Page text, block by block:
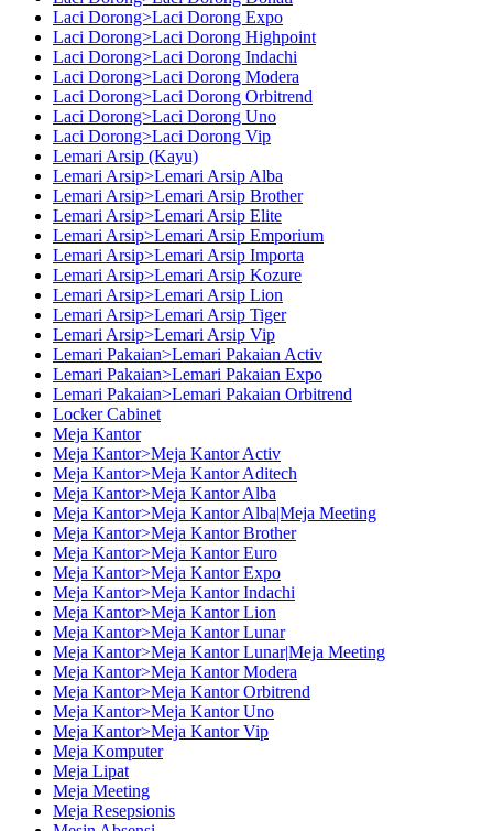
Laci Dorong>Laci Dorong Expo
Laci Dorong>Laci Dorong Highpoint
Laci Dorong>Laci Dorong Indachi
Laci Dorong>Laci Dorong Modera
Laci Dorong>Laci Dorong Orbitrend
Laci Dorong>Laci Dorong Uno
Laci Dorong>Laci Dorong Vip
Lemari Arsip (Kayu)
Lemari Arsip>Lemari Arsip Alba
Lemari Arsip>Lemari Arsip Brother
Lemari Arsip>Lemari Arsip Elite
Lemari Arsip>Lemari Arsip Emporium
Lemari Arsip>Lemari Arsip Importa
Lemari Arsip>Lemari Arsip Kozure
Lemari Arsip>Lemari Arsip Lion
Lemari Arsip>Lemari Arsip Tiger
Lemari Arsip>Lemari Arsip Vip
Lemari Pakaian>Lemari Pakaian Activ
Lemari Pakaian>Lemari Pakaian Expo
Lemari Pakaian>Lemari Pakaian Orbitrend
Locker Cabinet
Meja Kantor
Meja Kantor>Meja Kantor Activ
Meja Kantor>Meja Kantor Aditech
Meja Kantor>Meja Kantor Alba
Meja Kantor>Meja Kantor Alba|Meja Meeting
Meja Kantor>Meja Kantor Brother
Meja Kantor>Meja Kantor Euro
Meja Kantor>Meja Kantor Expo
Meja Kantor>Meja Kantor Indachi
Meja Kantor>Meja Kantor Lion
Meja Kantor>Meja Kantor Lunar
Meja Kantor>Meja Kantor Lunar|Meja Meeting
Meja Kantor>Meja Kantor Modera
Meja Kantor>Meja Kantor Orbitrend
Meja Kantor>Meja Kantor Uno
Meja Kantor>Meja Kantor Vip
Meja Komputer
Meja Lipat
Meja Meeting
Meja Resepsionis